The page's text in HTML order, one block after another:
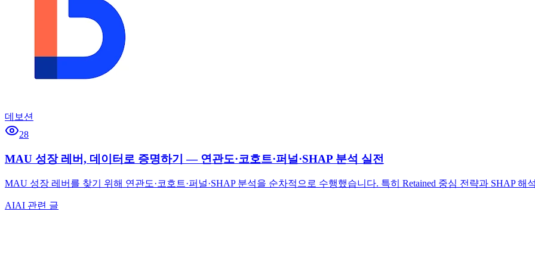
데보션
28
MAU 성장 레버, 데이터로 증명하기 — 연관도·코호트·퍼널·SHAP 분석 실전
MAU 성장 레버를 찾기 위해 연관도·코호트·퍼널·SHAP 분석을 순차적으로 수행했습니다. 특히 Retained 중심 전략과 SHAP 해
AIAI 관련 글